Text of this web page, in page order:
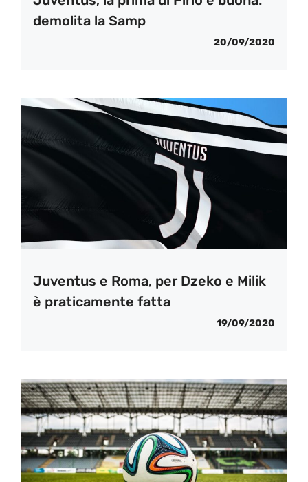
demolita la Samp
20/09/2020
Juventus e Roma, per Dzeko e Milik
è praticamente fatta
19/09/2020